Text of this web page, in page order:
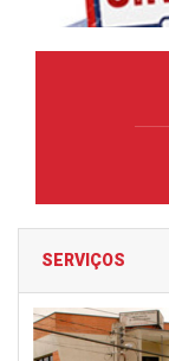
SERVIÇOS